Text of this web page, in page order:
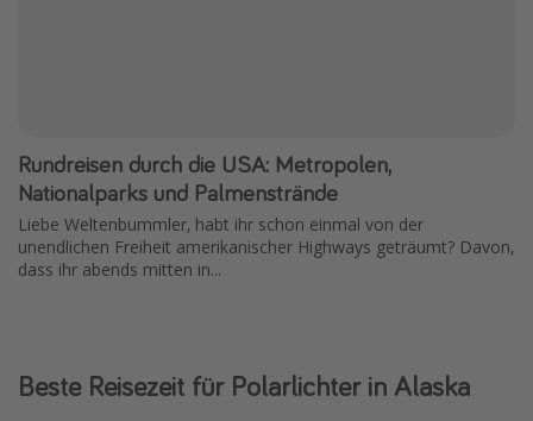
Rundreisen durch die USA: Metropolen,
Nationalparks und Palmenstrände
Liebe Weltenbummler, habt ihr schon einmal von der
unendlichen Freiheit amerikanischer Highways geträumt? Davon,
dass ihr abends mitten in...
Beste Reisezeit für Polarlichter in Alaska